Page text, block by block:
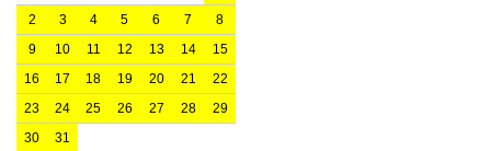
2
3 4 5 6 7
8
9
10 11 12 13 14
15
16
17 18 19 20 21
22
23
24 25 26 27 28
29
30
31